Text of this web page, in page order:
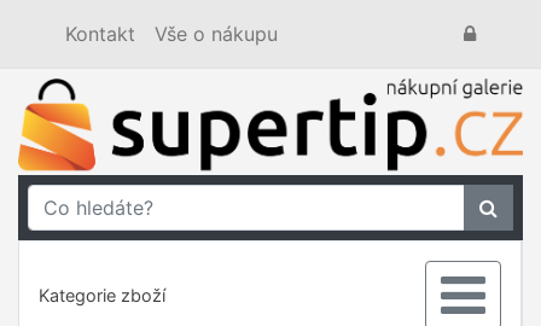
Kontakt Vše o nákupu
Kategorie zboží